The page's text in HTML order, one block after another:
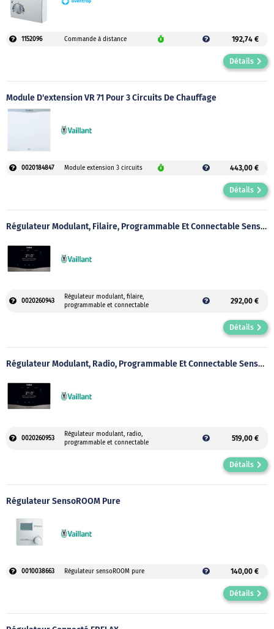
1152096 Commande à distance 192,74 €
Détails
Module D'extension VR 71 Pour 3 Circuits De Chauffage
0020184847 Module extension 3 circuits 443,00 €
Détails
Régulateur Modulant, Filaire, Programmable Et Connectable SensoHOME 380
0020260943
Régulateur modulant, filaire,
programmable et connectable
292,00 €
Détails
Régulateur Modulant, Radio, Programmable Et Connectable SensoHOME 380F
0020260953
Régulateur modulant, radio,
programmable et connectable
519,00 €
Détails
Régulateur SensoROOM Pure
0010038663 Régulateur sensoROOM pure 140,00 €
Détails